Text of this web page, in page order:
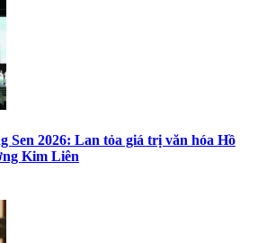
Sen 2026: Lan tỏa giá trị văn hóa Hồ
Kim Liên